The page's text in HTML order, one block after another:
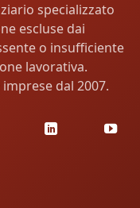
specializzato
escluse dai
o insufficiente
lavorativa.
dal 2007.